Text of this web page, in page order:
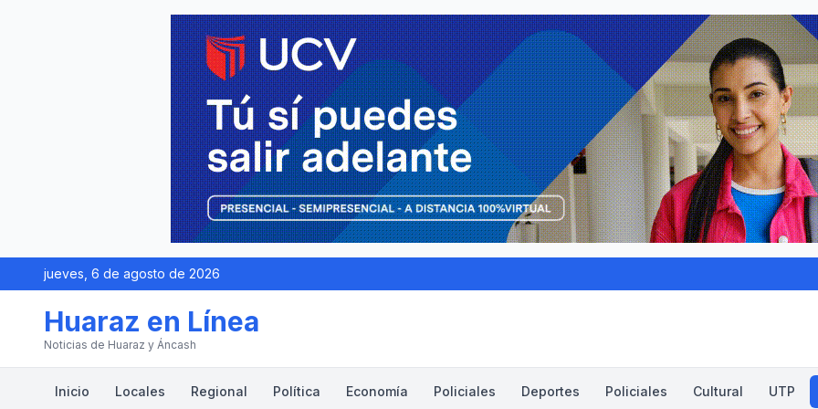
jueves, 6 de agosto de 2026
Huaraz en Línea
Noticias de Huaraz y Áncash
Inicio Locales Regional Política Economía Policiales Deportes Policiales Cultural UTP